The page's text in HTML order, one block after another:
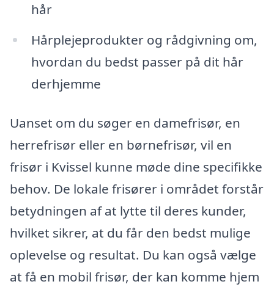
hår
Hårplejeprodukter og rådgivning om,
hvordan du bedst passer på dit hår
derhjemme
Uanset om du søger en damefrisør, en
herrefrisør eller en børnefrisør, vil en
frisør i Kvissel kunne møde dine specifikke
behov. De lokale frisører i området forstår
betydningen af at lytte til deres kunder,
hvilket sikrer, at du får den bedst mulige
oplevelse og resultat. Du kan også vælge
at få en mobil frisør, der kan komme hjem